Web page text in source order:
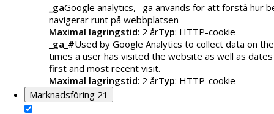
_gaGoogle analytics, _ga används för att förstå hur
navigerar runt på webbplatsen
Maximal lagringstid: 2 årTyp: HTTP-cookie
_ga_#Used by Google Analytics to collect data on
times a user has visited the website as well as
first and most recent visit.
Maximal lagringstid: 2 årTyp: HTTP-cookie
Marknadsföring 21